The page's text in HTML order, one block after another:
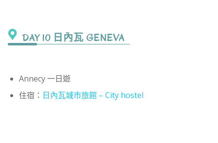
DAY 10 日內瓦 GENEVA
Annecy 一日遊
住宿： 日內瓦城市旅館 – City hostel